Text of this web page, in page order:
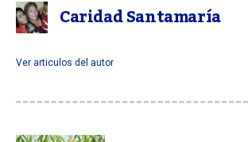
Caridad Santamaría
Ver articulos del autor